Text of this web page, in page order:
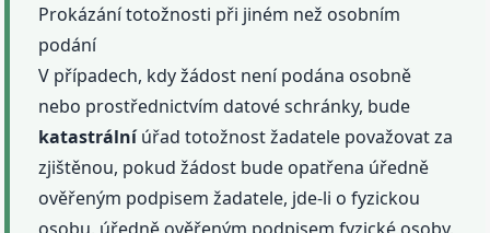
Prokázání totožnosti při jiném než osobním
podání
V případech, kdy žádost není podána osobně
nebo prostřednictvím datové schránky, bude
katastrálníúřad totožnost žadatele považovat za
zjištěnou, pokud žádost bude opatřena úředně
ověřeným podpisem žadatele, jde-li o fyzickou